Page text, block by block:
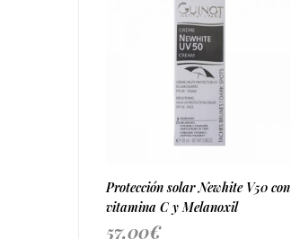
Protección solar Newhite V50 con
vitamina C y Melanoxil
57,00€